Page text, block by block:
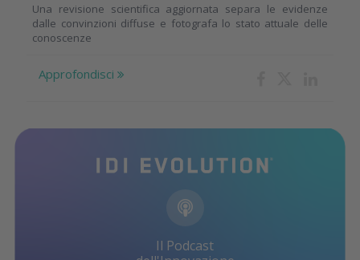
Una revisione scientifica aggiornata separa le evidenze
dalle convinzioni diffuse e fotografa lo stato attuale delle
conoscenze
Approfondisci
Il Podcast